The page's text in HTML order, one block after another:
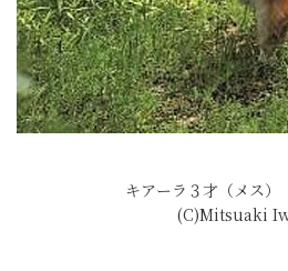
キアーラ３才（メス
(C)Mitsuaki